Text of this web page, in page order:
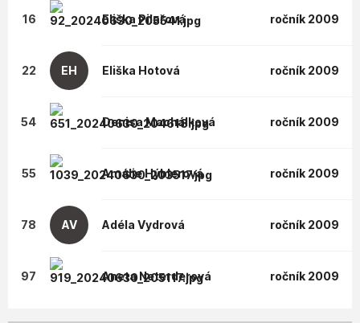
16 Eliška Pilařová ročník 2009
22 EH Eliška Hotová ročník 2009
54 DenisaMachálková ročník 2009
55 AmálieHýblerová ročník 2009
78 AV Adéla Vydrová ročník 2009
97 AnetaNeterderová ročník 2009